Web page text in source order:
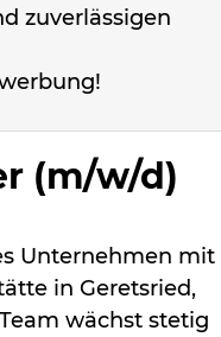
zuverlässigen
(m/w/d)
Unternehmen mit
in Geretsried,
wächst stetig